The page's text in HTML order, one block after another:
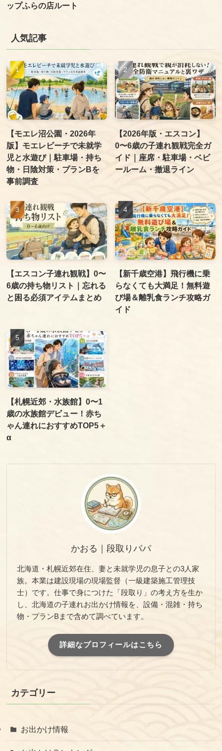
ップふらの店ルート
人気記事
【モエレ沼公園・2026年
版】モエレビーチで未就学
児と水遊び｜駐車場・持ち
物・日陰対策・プランBを
事前調査
【2026年版・エスコン】
0〜6歳の子連れ観戦完全ガ
イド｜座席・駐車場・ベビ
ールーム・撤退ライン
【エスコン子連れ観戦】0〜
6歳の持ち物リスト｜忘れる
と困る必須アイテムまとめ
【新千歳空港】飛行機に乗
らなくても大満足！無料遊
び場＆離乳食ランチ攻略ガ
イド
【札幌近郊・水族館】0〜1
歳の水族館デビュー！赤ち
ゃん連れにおすすめTOP5＋
α
かおる｜段取りパパ
北海道・札幌近郊在住、妻と未就学児の息子との3人家
族。本業は建設現場の現場監督（一級建築施工管理技
士）です。仕事で身につけた「段取り」の考え方を生か
し、北海道の子連れお出かけ情報を、設備・混雑・持ち
物・プランBまで含めて調べています。
詳細なプロフィールはこちら
カテゴリー
お出かけ情報